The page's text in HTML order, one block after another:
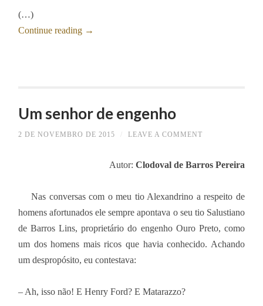
(…)
Continue reading →
Um senhor de engenho
2 DE NOVEMBRO DE 2015 LEAVE A COMMENT
Autor: Clodoval de Barros Pereira
Nas conversas com o meu tio Alexandrino a respeito de
homens afortunados ele sempre apontava o seu tio Salustiano
de Barros Lins, proprietário do engenho Ouro Preto, como
um dos homens mais ricos que havia conhecido. Achando
um despropósito, eu contestava:
– Ah, isso não! E Henry Ford? E Matarazzo?